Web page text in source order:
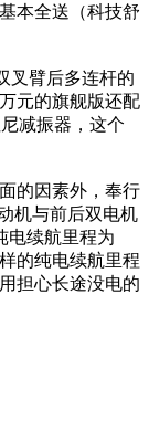
本全送（科技舒
叉臂后多连杆的
元的旗舰版还配
减振器，这个
的因素外，奉行
机与前后双电机
电续航里程为
的纯电续航里程
担心长途没电的